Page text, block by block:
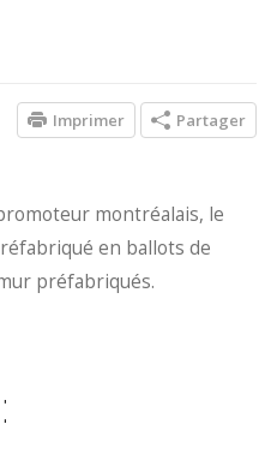
Partager
Imprimer
montréalais, le
en ballots de
préfabriqués.